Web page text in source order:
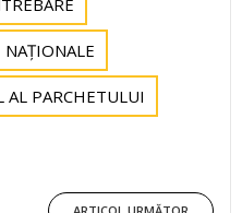
AL PARCHETULUI